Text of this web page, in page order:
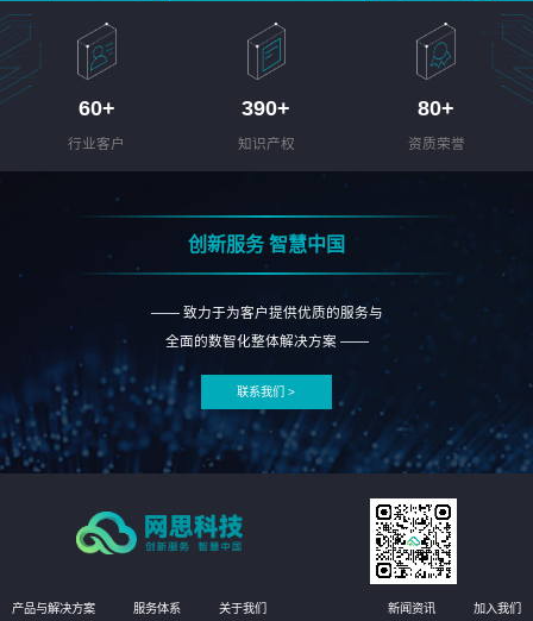
60+
行业客户
390+
知识产权
80+
资质荣誉
创新服务 智慧中国
—— 致力于为客户提供优质的服务与
全面的数智化整体解决方案 ——
联系我们 >
产品与解决方案 服务体系 关于我们 新闻资讯 加入我们